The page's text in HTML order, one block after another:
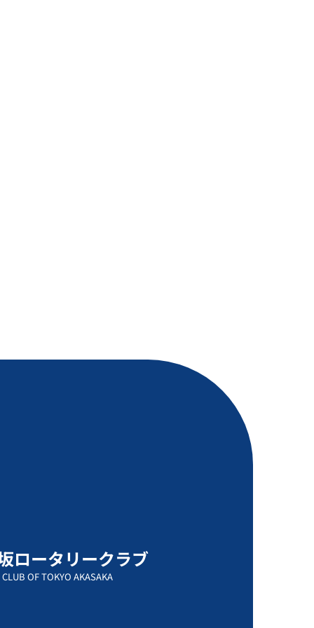
ロータリークラブ
OF TOKYO AKASAKA